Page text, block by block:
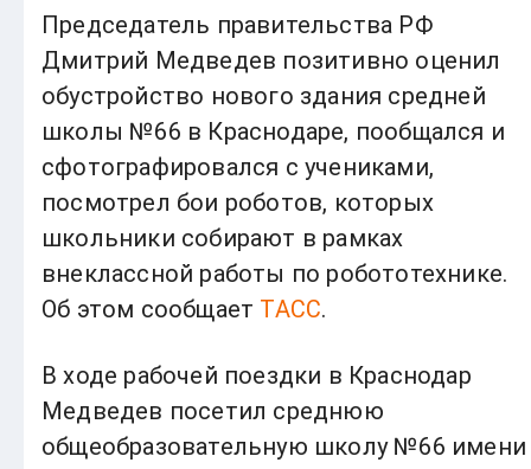
Председатель правительства РФ
Дмитрий Медведев позитивно оценил
обустройство нового здания средней
школы №66 в Краснодаре, пообщался и
сфотографировался с учениками,
посмотрел бои роботов, которых
школьники собирают в рамках
внеклассной работы по робототехнике.
Об этом сообщает ТАСС.
В ходе рабочей поездки в Краснодар
Медведев посетил среднюю
общеобразовательную школу №66 имени